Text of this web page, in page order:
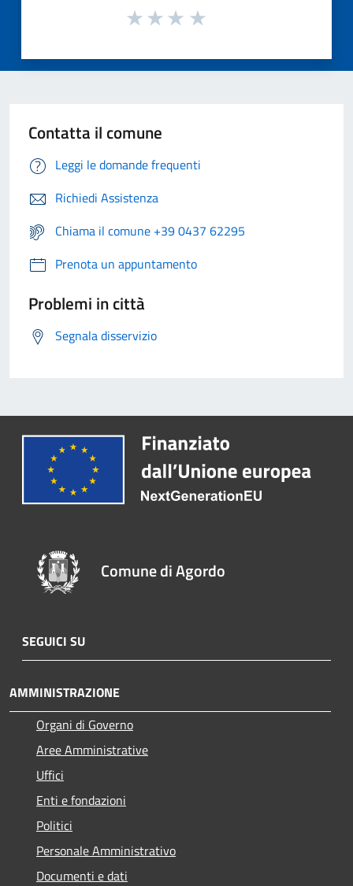
Contatta il comune
Leggi le domande frequenti
Richiedi Assistenza
Chiama il comune +39 0437 62295
Prenota un appuntamento
Problemi in città
Segnala disservizio
Comune di Agordo
SEGUICI SU
AMMINISTRAZIONE
Organi di Governo
Aree Amministrative
Uffici
Enti e fondazioni
Politici
Personale Amministrativo
Documenti e dati